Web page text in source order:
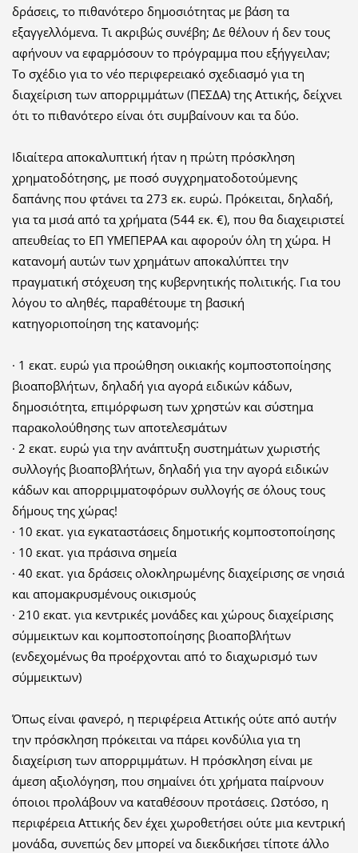
δράσεις, το πιθανότερο δημοσιότητας με βάση τα
εξαγγελλόμενα. Τι ακριβώς συνέβη; Δε θέλουν ή δεν τους
αφήνουν να εφαρμόσουν το πρόγραμμα που εξήγγειλαν;
Το σχέδιο για το νέο περιφερειακό σχεδιασμό για τη
διαχείριση των απορριμμάτων (ΠΕΣΔΑ) της Αττικής, δείχνει
ότι το πιθανότερο είναι ότι συμβαίνουν και τα δύο.
Ιδιαίτερα αποκαλυπτική ήταν η πρώτη πρόσκληση
χρηματοδότησης, με ποσό συγχρηματοδοτούμενης
δαπάνης που φτάνει τα 273 εκ. ευρώ. Πρόκειται, δηλαδή,
για τα μισά από τα χρήματα (544 εκ. €), που θα διαχειριστεί
απευθείας το ΕΠ ΥΜΕΠΕΡΑΑ και αφορούν όλη τη χώρα. Η
κατανομή αυτών των χρημάτων αποκαλύπτει την
πραγματική στόχευση της κυβερνητικής πολιτικής. Για του
λόγου το αληθές, παραθέτουμε τη βασική
κατηγοριοποίηση της κατανομής:
· 1 εκατ. ευρώ για προώθηση οικιακής κομποστοποίησης
βιοαποβλήτων, δηλαδή για αγορά ειδικών κάδων,
δημοσιότητα, επιμόρφωση των χρηστών και σύστημα
παρακολούθησης των αποτελεσμάτων
· 2 εκατ. ευρώ για την ανάπτυξη συστημάτων χωριστής
συλλογής βιοαποβλήτων, δηλαδή για την αγορά ειδικών
κάδων και απορριμματοφόρων συλλογής σε όλους τους
δήμους της χώρας!
· 10 εκατ. για εγκαταστάσεις δημοτικής κομποστοποίησης
· 10 εκατ. για πράσινα σημεία
· 40 εκατ. για δράσεις ολοκληρωμένης διαχείρισης σε νησιά
και απομακρυσμένους οικισμούς
· 210 εκατ. για κεντρικές μονάδες και χώρους διαχείρισης
σύμμεικτων και κομποστοποίησης βιοαποβλήτων
(ενδεχομένως θα προέρχονται από το διαχωρισμό των
σύμμεικτων)
Όπως είναι φανερό, η περιφέρεια Αττικής ούτε από αυτήν
την πρόσκληση πρόκειται να πάρει κονδύλια για τη
διαχείριση των απορριμμάτων. Η πρόσκληση είναι με
άμεση αξιολόγηση, που σημαίνει ότι χρήματα παίρνουν
όποιοι προλάβουν να καταθέσουν προτάσεις. Ωστόσο, η
περιφέρεια Αττικής δεν έχει χωροθετήσει ούτε μια κεντρική
μονάδα, συνεπώς δεν μπορεί να διεκδικήσει τίποτε άλλο